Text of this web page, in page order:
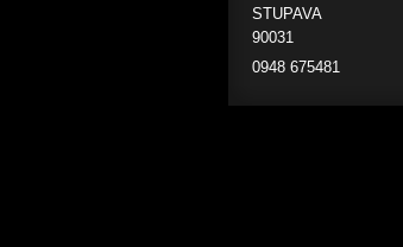
STUPAVA
90031
0948 675481